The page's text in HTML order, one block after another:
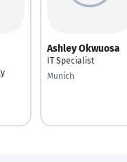
Ashley Okwuosa
IT Specialist
Munich